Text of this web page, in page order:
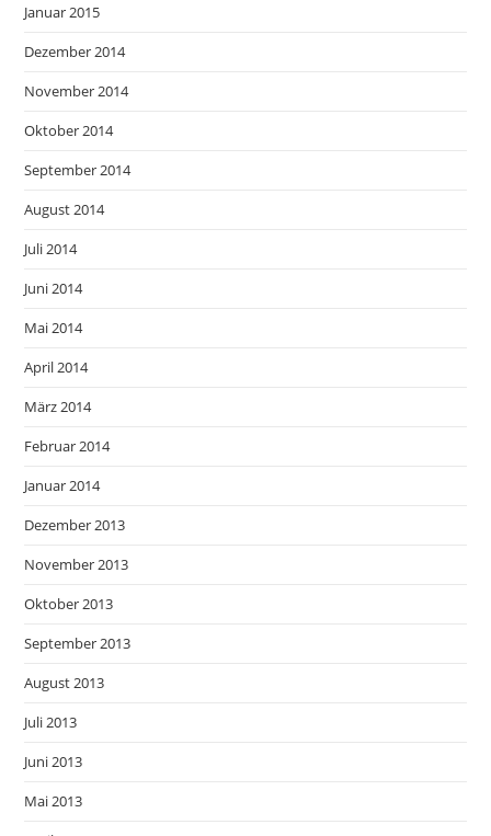
Januar 2015
Dezember 2014
November 2014
Oktober 2014
September 2014
August 2014
Juli 2014
Juni 2014
Mai 2014
April 2014
März 2014
Februar 2014
Januar 2014
Dezember 2013
November 2013
Oktober 2013
September 2013
August 2013
Juli 2013
Juni 2013
Mai 2013